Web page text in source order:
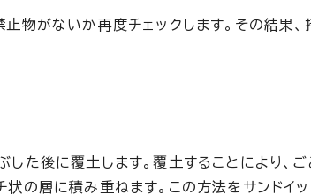
がないか再度チェックします。その結果、
た後に覆土します。覆土することにより、
の層に積み重ねます。この方法をサンドイ